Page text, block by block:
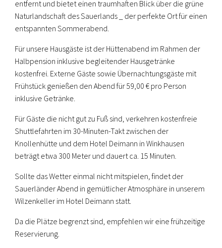
entfernt und bietet einen traumhaften Blick über die grüne
Naturlandschaft des Sauerlands _ der perfekte Ort für einen
entspannten Sommerabend.
Für unsere Hausgäste ist der Hüttenabend im Rahmen der
Halbpension inklusive begleitender Hausgetränke
kostenfrei. Externe Gäste sowie Übernachtungsgäste mit
Frühstück genießen den Abend für 59,00 € pro Person
inklusive Getränke.
Für Gäste die nicht gut zu Fuß sind, verkehren kostenfreie
Shuttlefahrten im 30-Minuten-Takt zwischen der
Knollenhütte und dem Hotel Deimann in Winkhausen
beträgt etwa 300 Meter und dauert ca. 15 Minuten.
Sollte das Wetter einmal nicht mitspielen, findet der
Sauerländer Abend in gemütlicher Atmosphäre in unserem
Wilzenkeller im Hotel Deimann statt.
Da die Plätze begrenzt sind, empfehlen wir eine frühzeitige
Reservierung.